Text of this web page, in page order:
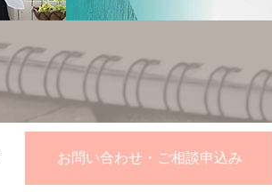
お問い合わせ・ご相談申込み